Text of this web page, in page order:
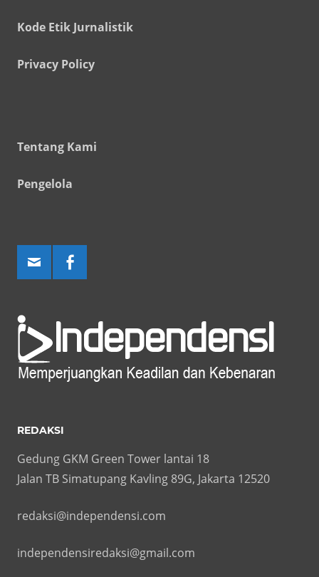
Kode Etik Jurnalistik
Privacy Policy
Tentang Kami
Pengelola
REDAKSI
Gedung GKM Green Tower lantai 18
Jalan TB Simatupang Kavling 89G, Jakarta 12520
redaksi@independensi.com
independensiredaksi@gmail.com